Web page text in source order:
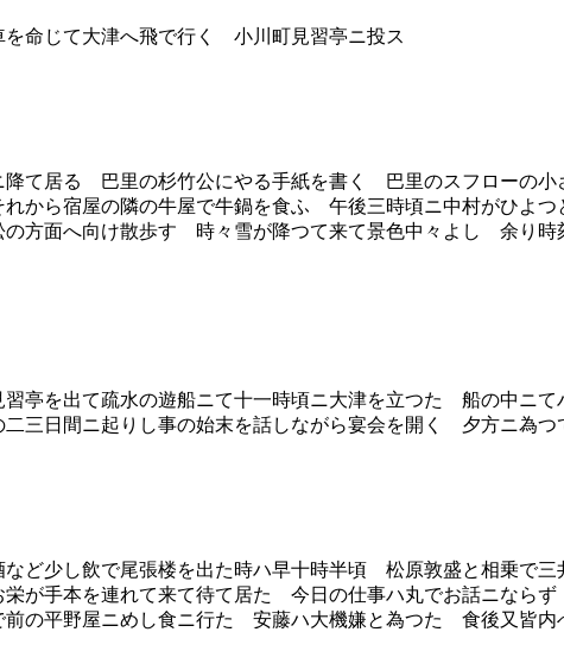
じて大津へ飛で行く 小川町見習亭ニ投ス
居る 巴里の杉竹公にやる手紙を書く 巴里のスフローの小
から宿屋の隣の牛屋で牛鍋を食ふ 午後三時頃ニ中村がひよ
方面へ向け散歩す 時々雪が降つて来て景色中々よし 余り
出て疏水の遊船ニて十一時頃ニ大津を立つた 船の中ニて
三日間ニ起りし事の始末を話しながら宴会を開く 夕方ニ為
し飲で尾張楼を出た時ハ早十時半頃 松原敦盛と相乗で三
が手本を連れて来て待て居た 今日の仕事ハ丸でお話ニなら
の平野屋ニめし食ニ行た 安藤ハ大機嫌と為つた 食後又皆